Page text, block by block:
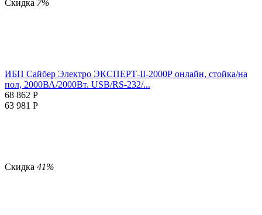
Скидка 7%
ИБП Сайбер Электро ЭКСПЕРТ-II-2000Р онлайн, стойка/на
пол, 2000ВА/2000Вт. USB/RS-232/...
68 862 Р
63 981 Р
Скидка 41%